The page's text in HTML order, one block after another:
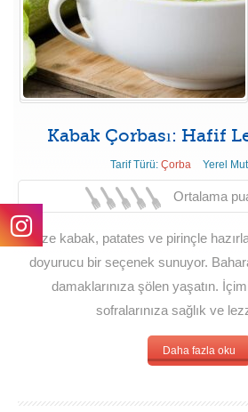
Kabak Çorbası: Hafif
Tarif Türü: Çorba Yerel
Ortalama
"Taze kabak, patates ve pirinçle
doyurucu bir seçenek sunuyor.
damaklarınıza şölen yaşatın.
sofralarınıza sağlık ve
Daha fazla oku